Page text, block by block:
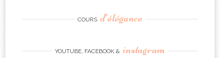
COURS d’élégance
YOUTUBE, FACEBOOK & instagram